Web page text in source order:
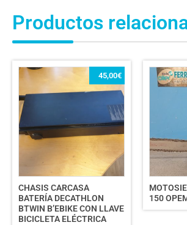
Productos
CHASIS CARCASA
BATERÍA DECATHLON
BTWIN B’EBIKE CON LLAVE
BICICLETA ELÉCTRICA
45,00€
150